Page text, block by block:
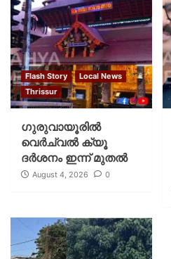
Flash Story
Local News
Thrissur
ഗുരുവായൂരില്‍
വെര്‍ച്വല്‍ ക്യൂ
ദര്‍ശനം ഇന്ന് മുതല്‍
August 4, 2026 0